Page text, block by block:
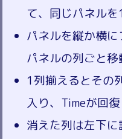
て、同じパネルを
パネルを縦か横
パネルの列ごと移
1列揃えるとその
入り、Timeが回復
消えた列は左下